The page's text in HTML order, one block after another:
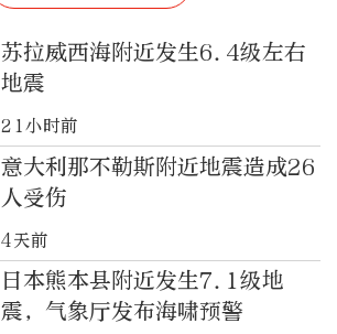
苏拉威西海附近发生6.4级左右
地震
21小时前
意大利那不勒斯附近地震造成26
人受伤
4天前
日本熊本县附近发生7.1级地
震，气象厅发布海啸预警